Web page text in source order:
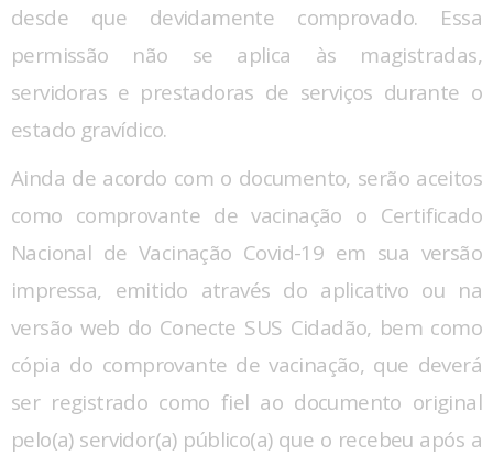
desde que devidamente comprovado. Essa
permissão não se aplica às magistradas,
servidoras e prestadoras de serviços durante o
estado gravídico.
Ainda de acordo com o documento, serão aceitos
como comprovante de vacinação o Certificado
Nacional de Vacinação Covid-19 em sua versão
impressa, emitido através do aplicativo ou na
versão web do Conecte SUS Cidadão, bem como
cópia do comprovante de vacinação, que deverá
ser registrado como fiel ao documento original
pelo(a) servidor(a) público(a) que o recebeu após a